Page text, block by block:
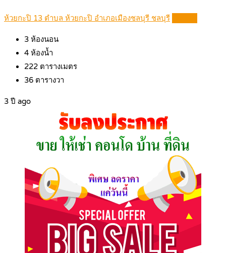
ห้วยกะปิ 13 ตำบล ห้วยกะปิ อำเภอเมืองชลบุรี ชลบุรี
3 ห้องนอน
4 ห้องน้ำ
222 ตารางเมตร
36 ตารางวา
3 ปี ago